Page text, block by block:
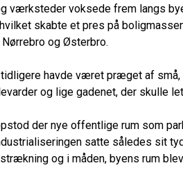
værksteder voksede frem langs
skabte et pres på
og Østerbro.
havde været præget af
og lige gadenet, der skulle
der nye offentlige rum som
satte således sit
og i måden, byens rum